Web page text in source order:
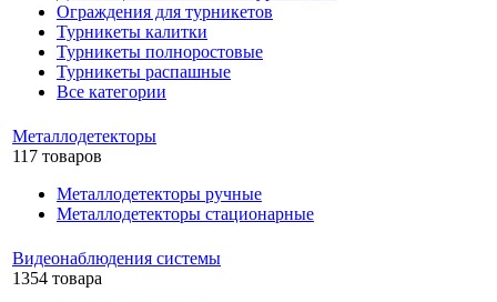
Ограждения для турникетов
Турникеты калитки
Турникеты полноростовые
Турникеты распашные
Все категории
Металлодетекторы
117 товаров
Металлодетекторы ручные
Металлодетекторы стационарные
Видеонаблюдения cистемы
1354 товара